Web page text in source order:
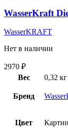
WasserKraft
WasserKRAFT
Нет в наличии
2970 ₽
Вес
0,32 кг
Бренд
Цвет